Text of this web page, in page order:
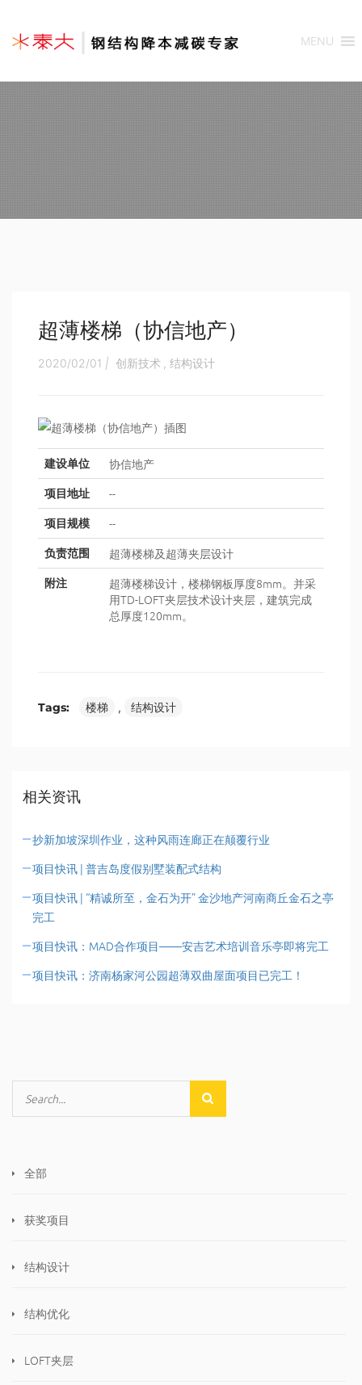
MENU
超薄楼梯（协信地产）
2020/02/01 | 创新技术 结构设计
建设单位 协信地产
项目地址 --
项目规模 --
负责范围 超薄楼梯及超薄夹层设计
附注
超薄楼梯设计，楼梯钢板厚度8mm。并采
用TD-LOFT夹层技术设计夹层，建筑完成
总厚度120mm。
Tags: 楼梯 , 结构设计
相关资讯
抄新加坡深圳作业，这种风雨连廊正在颠覆行业
项目快讯 | 普吉岛度假别墅装配式结构
项目快讯 | “精诚所至，金石为开” 金沙地产河南商丘金石之亭
完工
项目快讯：MAD合作项目——安吉艺术培训音乐亭即将完工
项目快讯：济南杨家河公园超薄双曲屋面项目已完工！
全部
获奖项目
结构设计
结构优化
LOFT夹层